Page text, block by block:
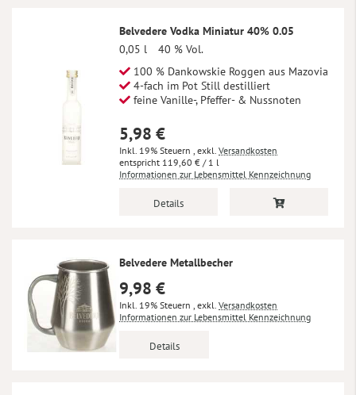
Belvedere Vodka Miniatur 40% 0.05
0,05 l
40 % Vol.
100 % Dankowskie Roggen aus Mazovia
4-fach im Pot Still destilliert
feine Vanille-, Pfeffer- & Nussnoten
5,98 €
Inkl. 19% Steuern exkl. Versandkosten
119,60 € / 1 l
Informationen zur Lebensmittel Kennzeichnung
Details
Belvedere Metallbecher
9,98 €
Inkl. 19% Steuern exkl. Versandkosten
Informationen zur Lebensmittel Kennzeichnung
Details